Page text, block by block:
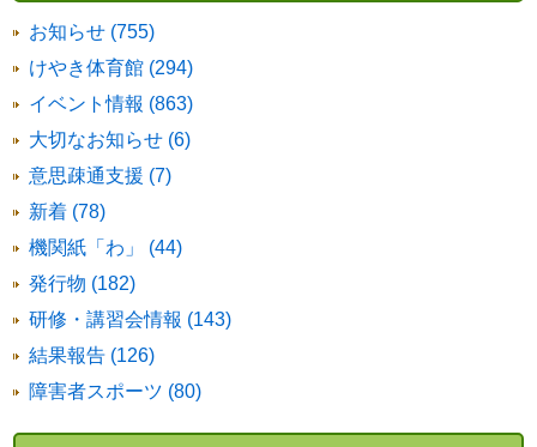
お知らせ (755)
けやき体育館 (294)
イベント情報 (863)
大切なお知らせ (6)
意思疎通支援 (7)
新着 (78)
機関紙「わ」 (44)
発行物 (182)
研修・講習会情報 (143)
結果報告 (126)
障害者スポーツ (80)